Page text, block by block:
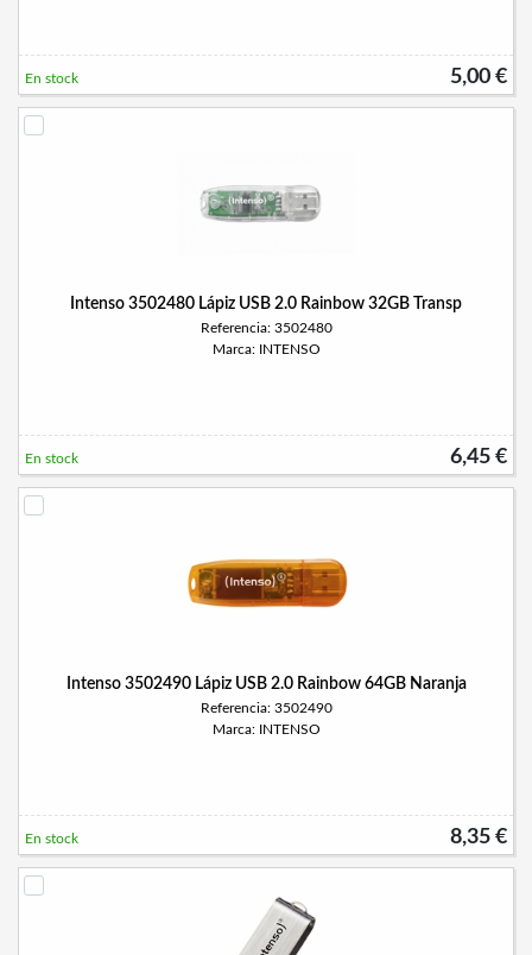
5,00 €
En stock
Intenso 3502480 Lápiz USB 2.0 Rainbow 32GB Transp
Referencia: 3502480
Marca: INTENSO
6,45 €
En stock
Intenso 3502490 Lápiz USB 2.0 Rainbow 64GB Naranja
Referencia: 3502490
Marca: INTENSO
8,35 €
En stock